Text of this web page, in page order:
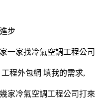
步
一家找冷氣空調工程公司
程外包網 填我的需求,
家冷氣空調工程公司打來